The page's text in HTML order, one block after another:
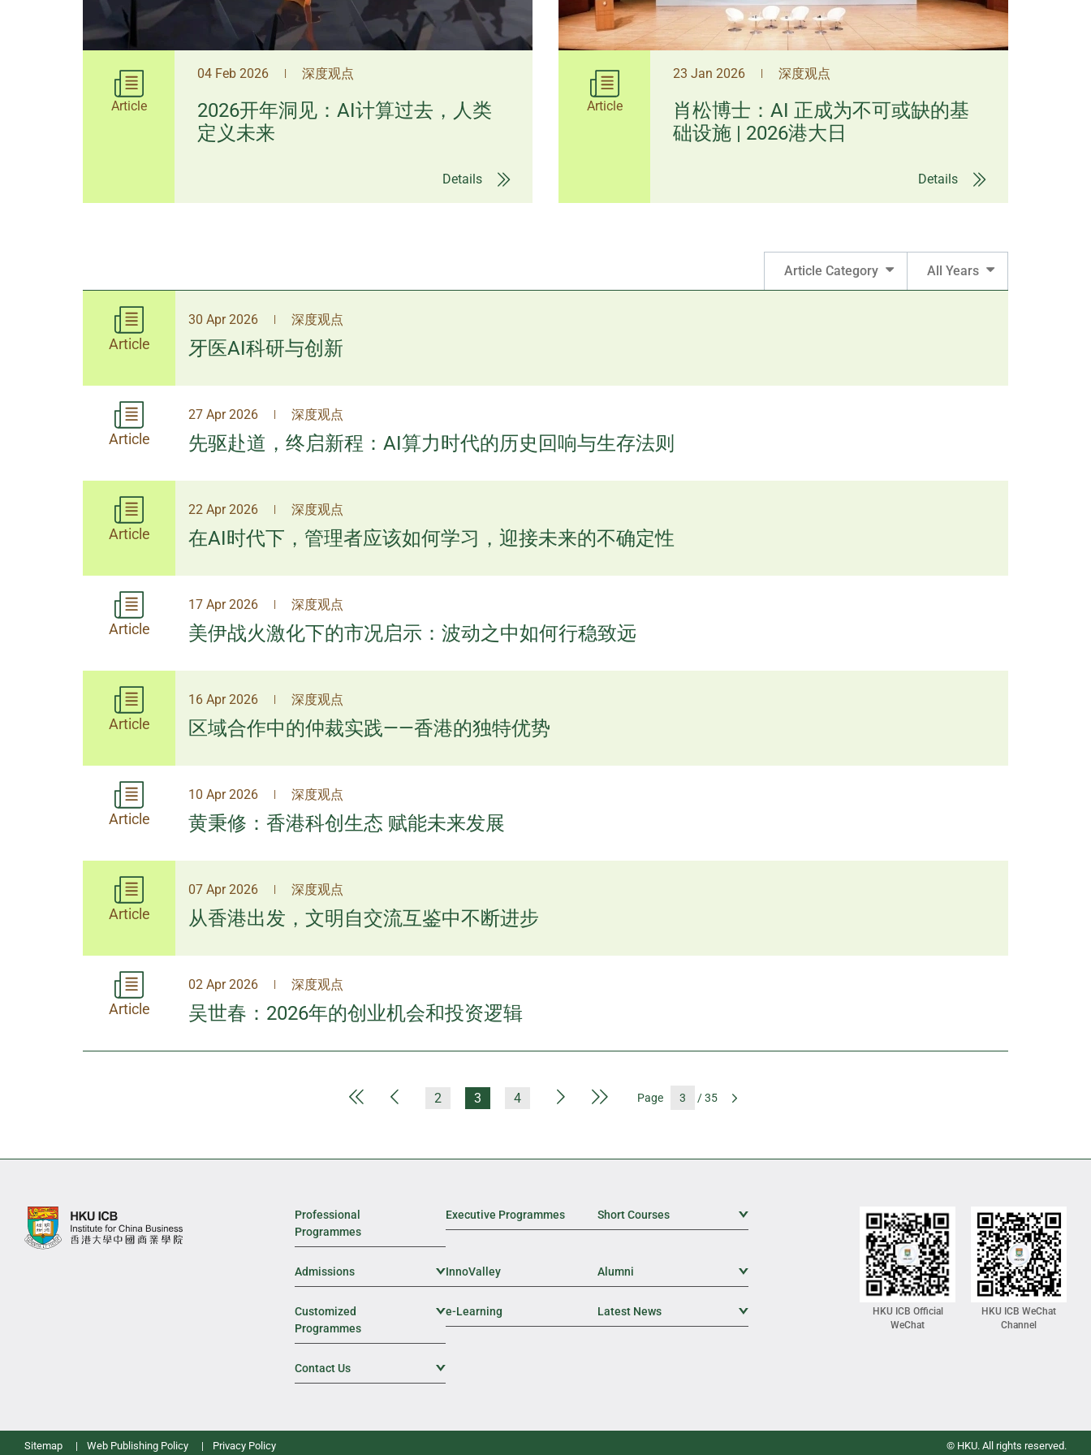
Article
04 Feb 2026 | 深度观点
2026开年洞见：AI计算过去，人类
定义未来
Details
Article
23 Jan 2026 | 深度观点
肖松博士：AI 正成为不可或缺的基
础设施 | 2026港大日
Details
Article Category All Years
Article
30 Apr 2026 | 深度观点
牙医AI科研与创新
Article
27 Apr 2026 | 深度观点
先驱赴道，终启新程：AI算力时代的历史回响与生存法则
Article
22 Apr 2026 | 深度观点
在AI时代下，管理者应该如何学习，迎接未来的不确定性
Article
17 Apr 2026 | 深度观点
美伊战火激化下的市况启示：波动之中如何行稳致远
Article
16 Apr 2026 | 深度观点
区域合作中的仲裁实践——香港的独特优势
Article
10 Apr 2026 | 深度观点
黄秉修：香港科创生态 赋能未来发展
Article
07 Apr 2026 | 深度观点
从香港出发，文明自交流互鉴中不断进步
Article
02 Apr 2026 | 深度观点
吴世春：2026年的创业机会和投资逻辑
First PagePrevious Page
2 3 4 Next PageLast Page
Page / 35
Professional
Programmes
Executive Programmes Short Courses
Admissions Expand Sub Level
InnoValley Alumni
Customized
Programmes
Expand Sub Level
e-Learning Latest News
Contact Us
HKU ICB Official
WeChat
HKU ICB WeChat
Channel
Sitemap Web Publishing Policy Privacy Policy © HKU. All rights reserved.